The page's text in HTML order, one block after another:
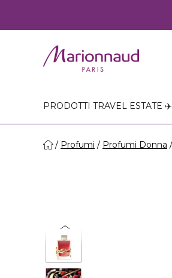
PRODOTTI TRAVEL ESTATE ✈️
Profumi Profumi Donna